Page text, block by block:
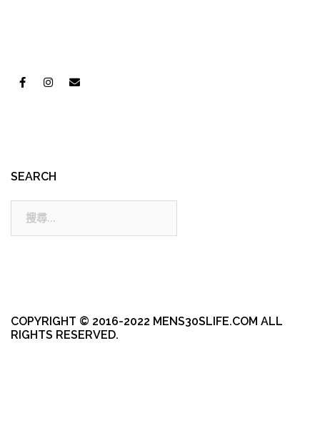
SEARCH
COPYRIGHT © 2016-2022 MENS30SLIFE.COM ALL
RIGHTS RESERVED.